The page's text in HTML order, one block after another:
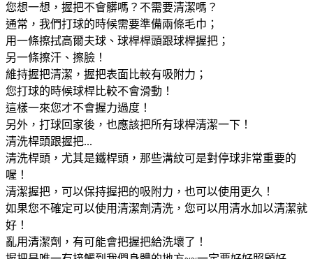
您想一想，握把不會髒嗎？不需要清潔嗎？
通常，我們打球的時候需要準備兩條毛巾；
用一條擦拭高爾夫球、球桿桿頭跟球桿握把；
另一條擦汗、擦臉！
維持握把清潔，握把表面比較有吸附力；
您打球的時候球桿比較不會滑動！
這樣一來您才不會握力過度！
另外，打球回家後，也應該把所有球桿清潔一下！
清洗桿頭跟握把...
清洗桿頭，尤其是鐵桿頭，那些溝紋可是對停球非常重要的
喔！
清潔握把，可以保持握把的吸附力，也可以使用更久！
如果您不確定可以使用清潔劑清洗，您可以用清水加以清潔就
好！
亂用清潔劑，有可能會把握把給洗壞了！